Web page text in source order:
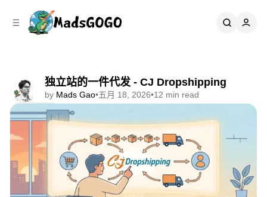
独立站的一件代发 - CJ Dropshipping
by Mads Gao•五月 18, 2026•12 min read
Share